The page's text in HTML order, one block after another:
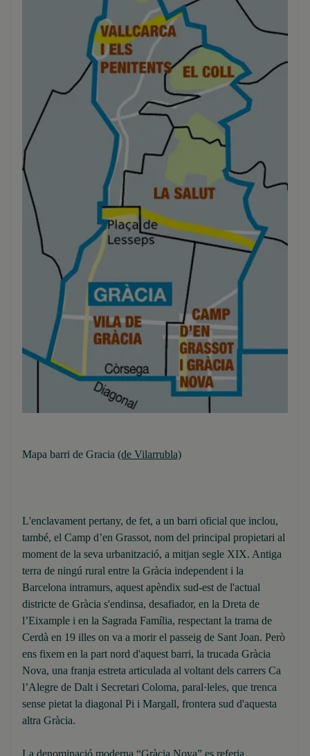
Mapa barri de Gracia (de Vilarrubla)
L'enclavament pertany, de fet, a un barri oficial que inclou,
també, el Camp d’en Grassot, nom del principal propietari al
moment de la seva urbanització, a mitjan segle XIX. Antiga
terra de ningú rural entre la Gràcia independent i la
Barcelona intramurs, aquest apèndix sud-est de l'actual
districte de Gràcia s'endinsa, desafiador, en la Dreta de
l’Eixample i en la Sagrada Família, respectant la trama de
Cerdà en 19 illes on va a morir el passeig de Sant Joan. Però
ens fixem en la part nord d'aquest barri, la trucada Gràcia
Nova, una franja estreta articulada al voltant dels carrers Ca
l’Alegre de Dalt i Secretari Coloma, paral·leles, que trenca
sense pietat la diagonal Pi i Margall, frontera sud d'aquesta
altra Gràcia.
La denominació moderna “Gràcia Nova” es referia,